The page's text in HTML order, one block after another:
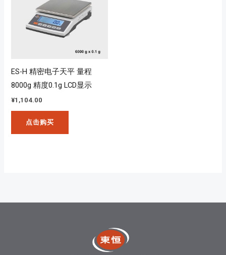
ES-H 精密电子天平 量程
8000g 精度0.1g LCD显示
¥1,104.00
点击购买